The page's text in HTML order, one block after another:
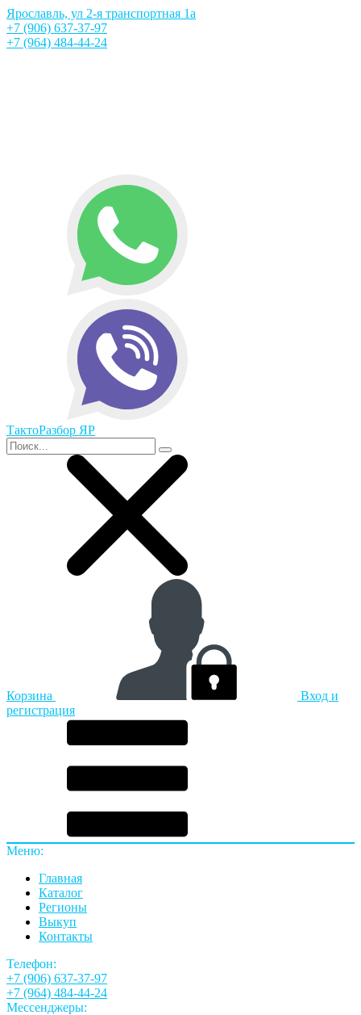
Ярославль, ул 2-я транспортная 1а
+7 (906) 637-37-97
+7 (964) 484-44-24
ТактоРазбор ЯР
Корзина
Вход и
регистрация
Меню:
Главная
Каталог
Регионы
Выкуп
Контакты
Телефон:
+7 (906) 637-37-97
+7 (964) 484-44-24
Мессенджеры: